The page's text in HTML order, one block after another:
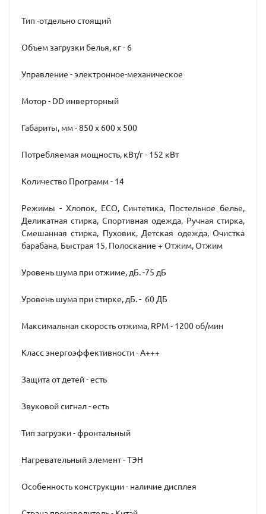
Тип -отдельно стоящий
Объем загрузки белья, кг - 6
Управление - электронное-механическое
Мотор - DD инверторный
Габариты, мм - 850 х 600 х 500
Потребляемая мощность, кВт/г - 152 кВт
Количество Программ - 14
Режимы - Хлопок, ECO, Синтетика, Постельное белье,
Деликатная стирка, Спортивная одежда, Ручная стирка,
Смешанная стирка, Пуховик, Детская одежда, Очистка
барабана, Быстрая 15, Полоскание + Отжим, Отжим
Уровень шума при отжиме, дБ. -75 дБ
Уровень шума при стирке, дБ. - 60 ДБ
Максимальная скорость отжима, RPM - 1200 об/мин
Класс энергоэффективности - A+++
Защита от детей - есть
Звуковой сигнал - есть
Тип загрузки - фронтальный
Нагревательный элемент - ТЭН
Особенность конструкции - наличие дисплея